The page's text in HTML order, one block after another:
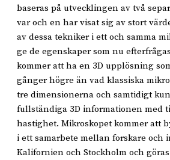
baseras på utvecklingen av två
var och en har visat sig av stort
av dessa tekniker i ett och samma
ge de egenskaper som nu
kommer att ha en 3D upplösning
gånger högre än vad klassiska
tre dimensionerna och samtidigt
fullständiga 3D informationen med
hastighet. Mikroskopet kommer att
i ett samarbete mellan forskare och
Kalifornien och Stockholm och